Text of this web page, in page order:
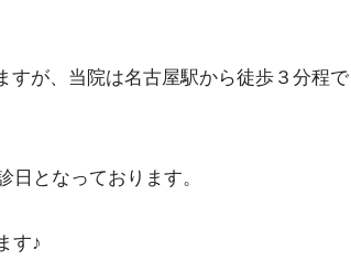
すが、当院は名古屋駅から徒歩３分程で
日となっております。
す♪